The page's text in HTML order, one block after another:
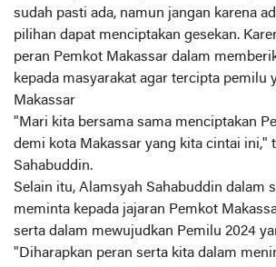
sudah pasti ada, namun jangan karena
pilihan dapat menciptakan gesekan.
peran Pemkot Makassar dalam
kepada masyarakat agar tercipta pemilu
Makassar
"Mari kita bersama sama menciptakan
demi kota Makassar yang kita cintai ini,"
Sahabuddin.
Selain itu, Alamsyah Sahabuddin dalam
meminta kepada jajaran Pemkot
serta dalam mewujudkan Pemilu 2024
"Diharapkan peran serta kita dalam